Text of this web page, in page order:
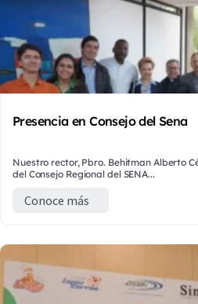
Presencia en Consejo del Sena
Nuestro rector, Pbro. Behitman Alberto
del Consejo Regional del SENA...
Conoce más